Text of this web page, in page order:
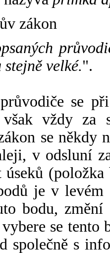
zákon
velké.".
se
vždy za
se někdy
v odsluní
úseků
je v
bodu,
se tento
společně s